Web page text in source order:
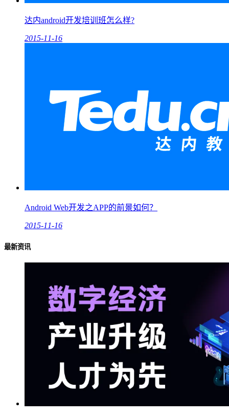
达内android开发培训班怎么样?
2015-11-16
Android Web开发之APP的前景如何？
2015-11-16
最新资讯